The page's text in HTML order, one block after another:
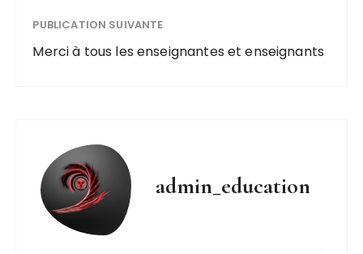
PUBLICATION SUIVANTE
Merci à tous les enseignantes et enseignants
admin_education